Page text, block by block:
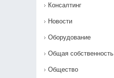
Консалтинг
Новости
Оборудование
Общая собственность
Общество